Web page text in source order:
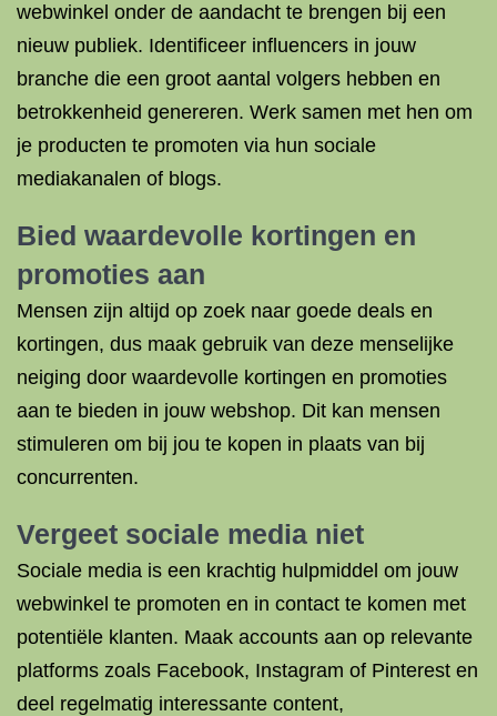
webwinkel onder de aandacht te brengen bij een
nieuw publiek. Identificeer influencers in jouw
branche die een groot aantal volgers hebben en
betrokkenheid genereren. Werk samen met hen om
je producten te promoten via hun sociale
mediakanalen of blogs.
Bied waardevolle kortingen en
promoties aan
Mensen zijn altijd op zoek naar goede deals en
kortingen, dus maak gebruik van deze menselijke
neiging door waardevolle kortingen en promoties
aan te bieden in jouw webshop. Dit kan mensen
stimuleren om bij jou te kopen in plaats van bij
concurrenten.
Vergeet sociale media niet
Sociale media is een krachtig hulpmiddel om jouw
webwinkel te promoten en in contact te komen met
potentiële klanten. Maak accounts aan op relevante
platforms zoals Facebook, Instagram of Pinterest en
deel regelmatig interessante content,